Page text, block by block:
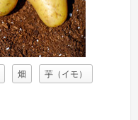
畑 芋（イモ）